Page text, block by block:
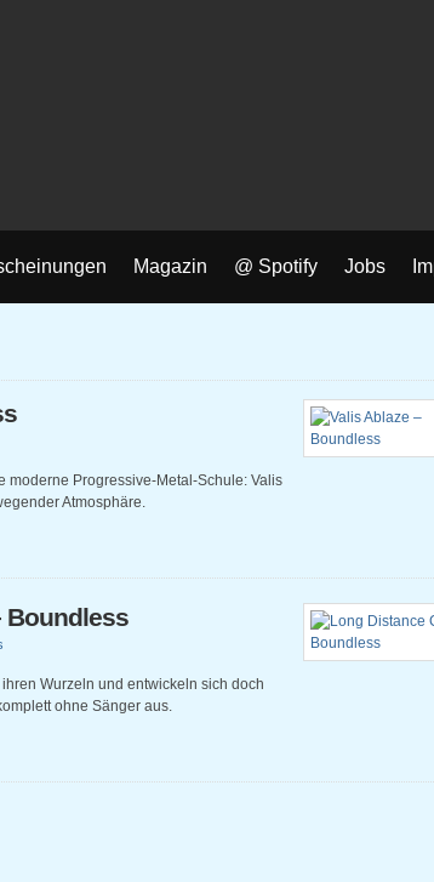
Magazin @ Spotify Jobs
moderne Progressive-Metal-Schule: Valis
Atmosphäre.
Boundless
Wurzeln und entwickeln sich doch
ohne Sänger aus.